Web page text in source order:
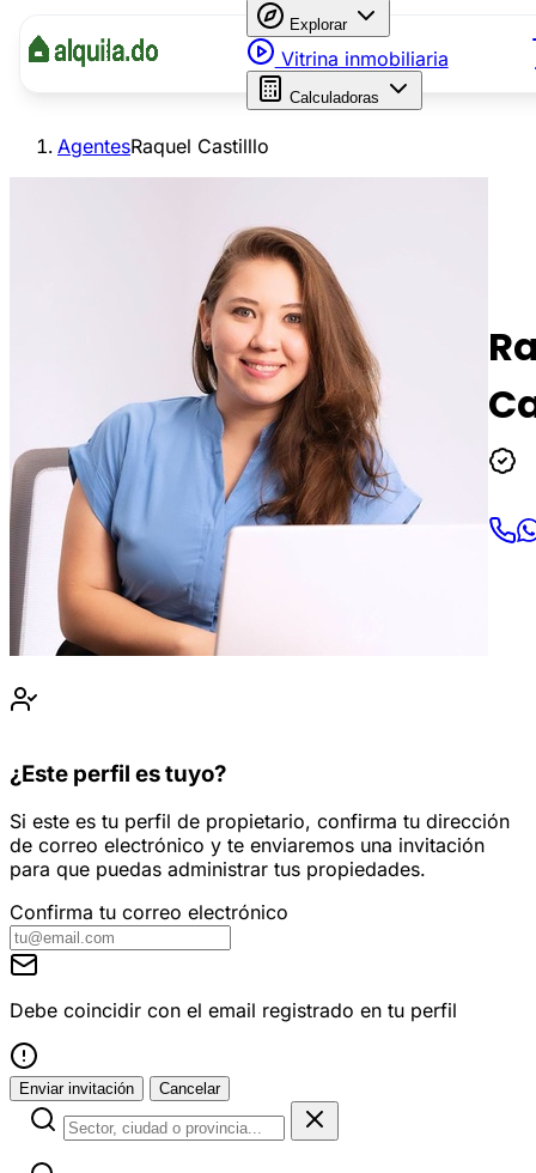
Explorar
Vitrina inmobiliaria
Calculadoras
AgentesRaquel Castilllo
¿Este perfil es tuyo?
Si este es tu perfil de propietario, confirma tu dirección
de correo electrónico y te enviaremos una invitación
para que puedas administrar tus propiedades.
Confirma tu correo electrónico
Debe coincidir con el email registrado en tu perfil
Enviar invitación Cancelar